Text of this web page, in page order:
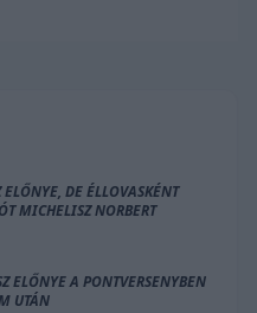
ELŐNYE, DE ÉLLOVASKÉNT
MICHELISZ NORBERT
ELŐNYE A PONTVERSENYBEN
UTÁN